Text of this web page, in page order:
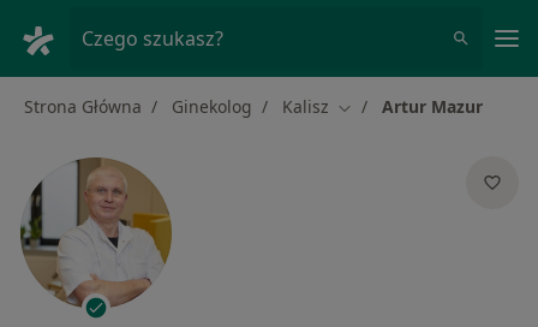
Czego szukasz?
Strona Główna Ginekolog Kalisz Zmień miasto
Artur Mazur